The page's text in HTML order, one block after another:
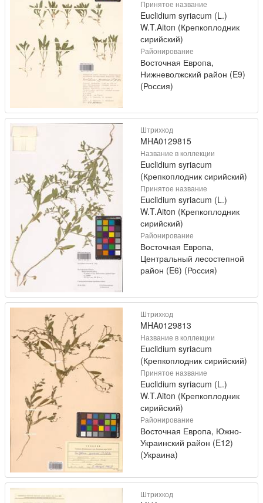
Принятое название
Euclidium syriacum (L.)
W.T.Aiton (Крепкоплодник
сирийский)
Районирование
Восточная Европа,
Нижневолжский район (E9)
(Россия)
Штрихкод
MHA0129815
Название в коллекции
Euclidium syriacum
(Крепкоплодник сирийский)
Принятое название
Euclidium syriacum (L.)
W.T.Aiton (Крепкоплодник
сирийский)
Районирование
Восточная Европа,
Центральный лесостепной
район (E6) (Россия)
Штрихкод
MHA0129813
Название в коллекции
Euclidium syriacum
(Крепкоплодник сирийский)
Принятое название
Euclidium syriacum (L.)
W.T.Aiton (Крепкоплодник
сирийский)
Районирование
Восточная Европа, Южно-
Украинский район (E12)
(Украина)
Штрихкод